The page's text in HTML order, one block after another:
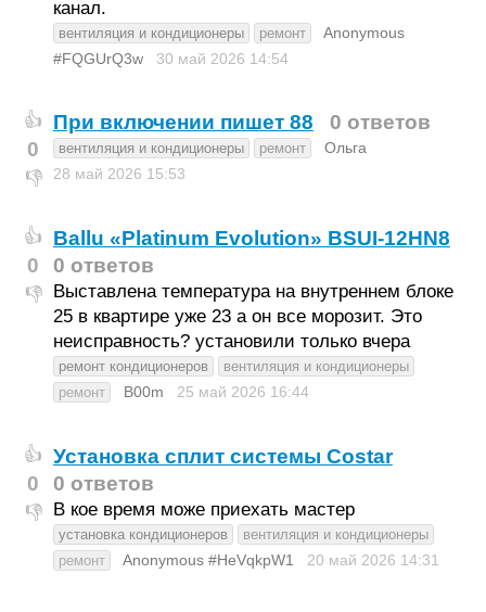
канал.
вентиляция и кондиционеры ремонт
Anonymous
#FQGUrQ3w
30 май 2026 14:54
👍
0
👎
При включении пишет 88 0 ответов
вентиляция и кондиционеры ремонт
Ольга
28 май 2026 15:53
👍
0
👎
Ballu «Platinum Evolution» BSUI-12HN8
0 ответов
Выставлена температура на внутреннем блоке
25 в квартире уже 23 а он все морозит. Это
неисправность? установили только вчера
ремонт кондиционеров
вентиляция и кондиционеры
ремонт
B00m 25 май 2026 16:44
👍
0
👎
Установка сплит системы Costar
0 ответов
В кое время може приехать мастер
установка кондиционеров
вентиляция и кондиционеры
ремонт
Anonymous #HeVqkpW1 20 май 2026 14:31